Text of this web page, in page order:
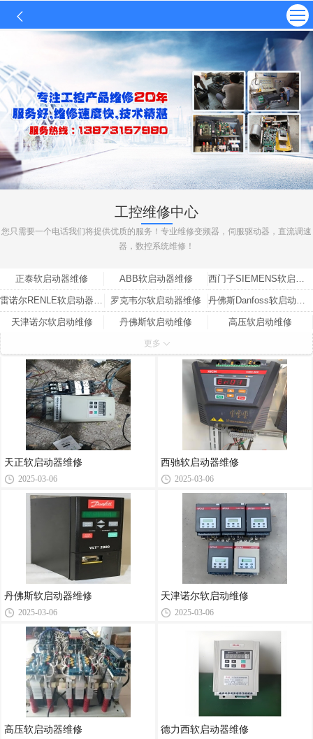
工控维修中心
您只需要一个电话我们将提供优质的服务！专业维修变频器，伺服驱动器，直流调速
器，数控系统维修！
正泰软启动器维修 ABB软启动器维修 ‌西门子SIEMENS软启动器维修
雷诺尔RENLE软启动器维修 罗克韦尔软启动器维修 ‌丹佛斯Danfoss软启动器维修
天津诺尔软启动维修 丹佛斯软启动维修 高压软启动维修
西驰软启动器维修
德力西软启动维修
更多
天正软启动器维修
2025-03-06
丹佛斯软启动器维修
2025-03-06
高压软启动器维修
西驰软启动器维修
2025-03-06
天津诺尔软启动维修
2025-03-06
德力西软启动器维修